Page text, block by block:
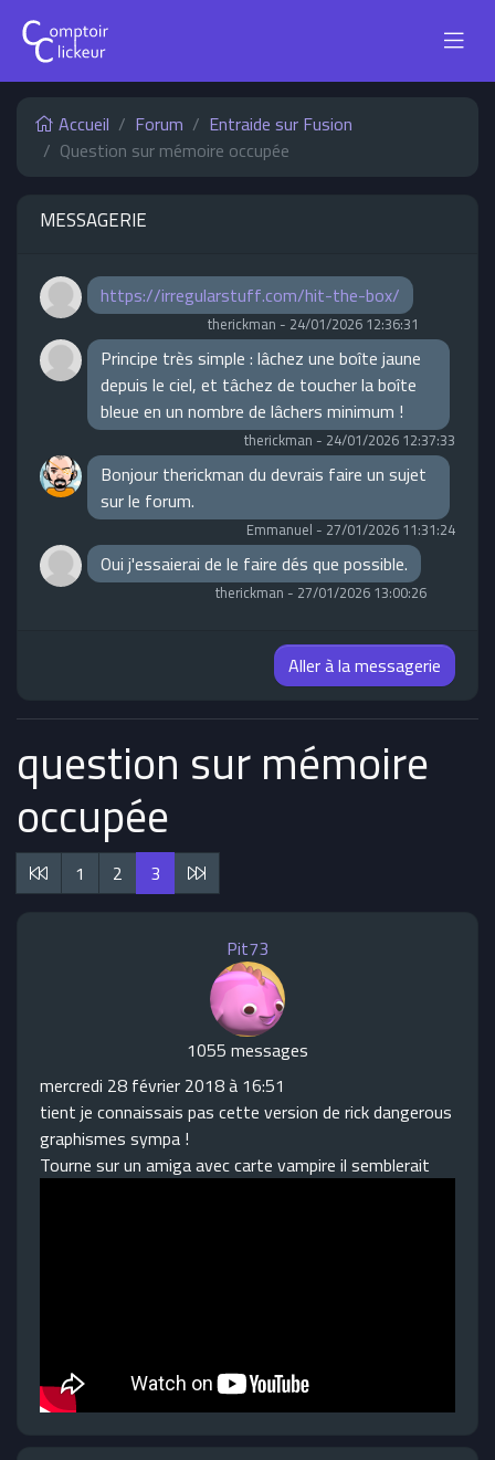
Accueil Forum
Entraide sur Fusion
Question sur mémoire occupée
MESSAGERIE
https://irregularstuff.com/hit-the-box/
therickman - 24/01/2026 12:36:31
Principe très simple : lâchez une boîte jaune
depuis le ciel, et tâchez de toucher la boîte
bleue en un nombre de lâchers minimum !
therickman - 24/01/2026 12:37:33
Bonjour therickman du devrais faire un sujet
sur le forum.
Emmanuel - 27/01/2026 11:31:24
Oui j'essaierai de le faire dés que possible.
therickman - 27/01/2026 13:00:26
Aller à la messagerie
question sur mémoire
occupée
1 2 3
Pit73
1055 messages
mercredi 28 février 2018 à 16:51
tient je connaissais pas cette version de rick dangerous
graphismes sympa !
Tourne sur un amiga avec carte vampire il semblerait